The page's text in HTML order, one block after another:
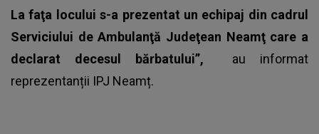
La faţa locului s-a prezentat un echipaj din cadrul
Serviciului de Ambulanţă Judeţean Neamţ care a
declarat decesul bărbatului”,
au informat
reprezentanții IPJ Neamț.